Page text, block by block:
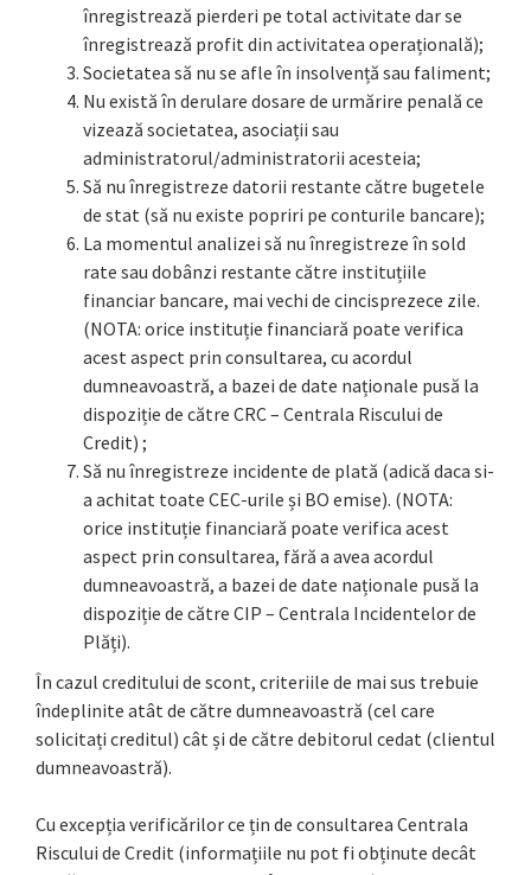
înregistrează pierderi pe total activitate dar se
înregistrează profit din activitatea operațională);
Societatea să nu se afle în insolvență sau faliment;
Nu există în derulare dosare de urmărire penală ce
vizează societatea, asociații sau
administratorul/administratorii acesteia;
Să nu înregistreze datorii restante către bugetele
de stat (să nu existe popriri pe conturile bancare);
La momentul analizei să nu înregistreze în sold
rate sau dobânzi restante către instituțiile
financiar bancare, mai vechi de cincisprezece zile.
(NOTA: orice instituție financiară poate verifica
acest aspect prin consultarea, cu acordul
dumneavoastră, a bazei de date naționale pusă la
dispoziție de către CRC – Centrala Riscului de
Credit) ;
Să nu înregistreze incidente de plată (adică daca si-
a achitat toate CEC-urile și BO emise). (NOTA:
orice instituție financiară poate verifica acest
aspect prin consultarea, fără a avea acordul
dumneavoastră, a bazei de date naționale pusă la
dispoziție de către CIP – Centrala Incidentelor de
Plăți).
În cazul creditului de scont, criteriile de mai sus trebuie
îndeplinite atât de către dumneavoastră (cel care
solicitați creditul) cât și de către debitorul cedat (clientul
dumneavoastră).
Cu excepția verificărilor ce țin de consultarea Centrala
Riscului de Credit (informațiile nu pot fi obținute decât